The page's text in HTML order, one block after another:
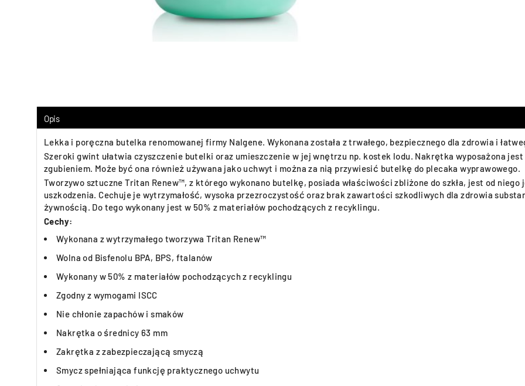
Opis
Lekka i poręczna butelka renomowanej firmy Nalgene. Wykonana została z trwałego, bezpiecznego dla zdrowia i
Szeroki gwint ułatwia czyszczenie butelki oraz umieszczenie w jej wnętrzu np. kostek lodu. Nakrętka wyposażona
zgubieniem. Może być ona również używana jako uchwyt i można za nią przywiesić butelkę do plecaka wyprawowego.
Tworzywo sztuczne Tritan Renew™, z którego wykonano butelkę, posiada właściwości zbliżone do szkła, jest od
uszkodzenia. Cechuje je wytrzymałość, wysoka przezroczystość oraz brak zawartości szkodliwych dla zdrowia
żywnością. Do tego wykonany jest w 50% z materiałów pochodzących z recyklingu.
Cechy:
Wykonana z wytrzymałego tworzywa Tritan Renew™
Wolna od Bisfenolu BPA, BPS, ftalanów
Wykonany w 50% z materiałów pochodzących z recyklingu
Zgodny z wymogami ISCC
Nie chłonie zapachów i smaków
Nakrętka o średnicy 63 mm
Zakrętka z zabezpieczającą smyczą
Smycz spełniająca funkcję praktycznego uchwytu